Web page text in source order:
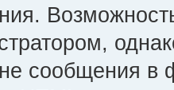
сообщения в